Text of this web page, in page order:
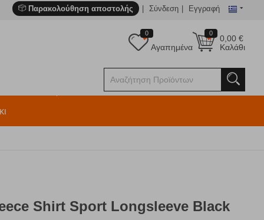
Παρακολούθηση αποστολής Σύνδεση Εγγραφή
0
0,00€
Καλάθι
0
Αγαπημένα
Shirt Sport Longsleeve Black